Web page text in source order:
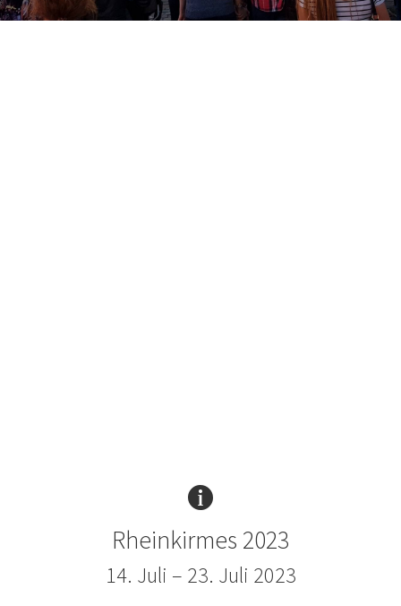
Rheinkirmes 2023
14. Juli – 23. Juli 2023